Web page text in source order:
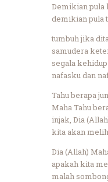
Demikian pula
demikian pula
tumbuh jika
samudera
segala
nafasku dan
Tahu berapa
Maha Tahu
injak, Dia
kita akan
Dia (Allah)
apakah kita
malah